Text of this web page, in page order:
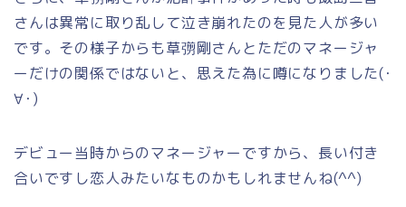
さんは異常に取り乱して泣き崩れたのを見た人が多い
です。その様子からも草彅剛さんとただのマネージャ
ーだけの関係ではないと、思えた為に噂になりました(･
∀･)
デビュー当時からのマネージャーですから、長い付き
合いですし恋人みたいなものかもしれませんね(^^)